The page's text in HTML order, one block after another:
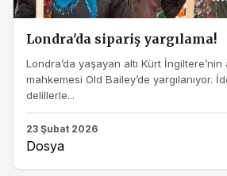
Londra'da sipariş yargılama!
Londra’da yaşayan altı Kürt İngiltere’nin
mahkemesi Old Bailey’de yargılanıyor.
delillerle...
23 Şubat 2026
Dosya